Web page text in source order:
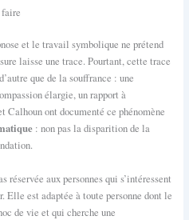
faire
et le travail symbolique ne prétend
laisse une trace. Pourtant, cette trace
que de la souffrance : une
élargie, un rapport à
Calhoun ont documenté ce phénomène
: non pas la disparition de la
réservée aux personnes qui s’intéressent
est adaptée à toute personne dont le
de vie et qui cherche une